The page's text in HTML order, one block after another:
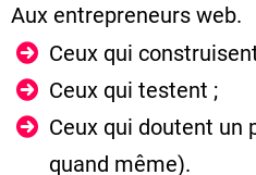
Aux entrepreneurs web.
Ceux qui
Ceux qui testent ;
Ceux qui doutent un
quand même).